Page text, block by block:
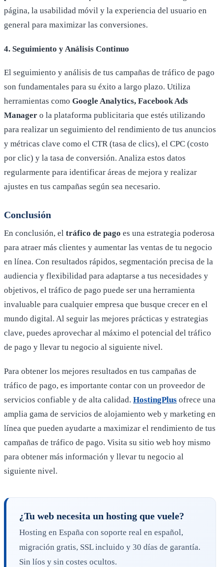
página, la usabilidad móvil y la experiencia del usuario en
general para maximizar las conversiones.
4. Seguimiento y Análisis Continuo
El seguimiento y análisis de tus campañas de tráfico de pago
son fundamentales para su éxito a largo plazo. Utiliza
herramientas como Google Analytics, Facebook Ads
Manager o la plataforma publicitaria que estés utilizando
para realizar un seguimiento del rendimiento de tus anuncios
y métricas clave como el CTR (tasa de clics), el CPC (costo
por clic) y la tasa de conversión. Analiza estos datos
regularmente para identificar áreas de mejora y realizar
ajustes en tus campañas según sea necesario.
Conclusión
En conclusión, el tráfico de pago es una estrategia poderosa
para atraer más clientes y aumentar las ventas de tu negocio
en línea. Con resultados rápidos, segmentación precisa de la
audiencia y flexibilidad para adaptarse a tus necesidades y
objetivos, el tráfico de pago puede ser una herramienta
invaluable para cualquier empresa que busque crecer en el
mundo digital. Al seguir las mejores prácticas y estrategias
clave, puedes aprovechar al máximo el potencial del tráfico
de pago y llevar tu negocio al siguiente nivel.
Para obtener los mejores resultados en tus campañas de
tráfico de pago, es importante contar con un proveedor de
servicios confiable y de alta calidad. HostingPlus ofrece una
amplia gama de servicios de alojamiento web y marketing en
línea que pueden ayudarte a maximizar el rendimiento de tus
campañas de tráfico de pago. Visita su sitio web hoy mismo
para obtener más información y llevar tu negocio al
siguiente nivel.
¿Tu web necesita un hosting que vuele?
Hosting en España con soporte real en español,
migración gratis, SSL incluido y 30 días de garantía.
Sin líos y sin costes ocultos.